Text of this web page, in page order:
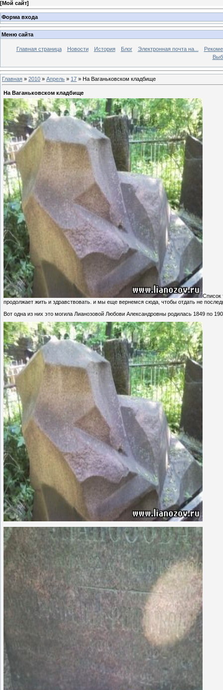
[Мой сайт]
Форма входа
Меню сайта
Главная страница Новости История Блог Электронная почта на...
Главная » 2010 » Апрель » 17 » На Ваганьковском кладбище
На Ваганьковском кладбище
Список
продолжает жить и здравствовать. и мы еще вернемся сюда, чтобы отдать не
Вот одна из них это могила Лианозовой Любови Александровны родилась 1849 по